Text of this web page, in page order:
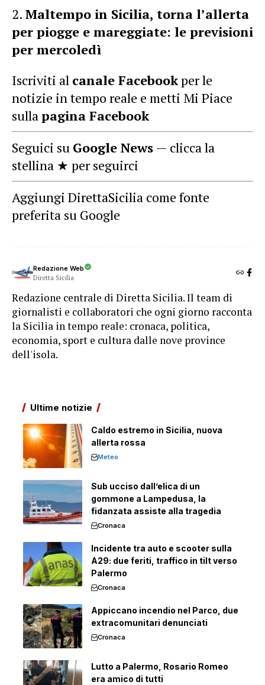
Maltempo in Sicilia, torna l’allerta
per piogge e mareggiate: le previsioni
per mercoledì
Iscriviti al canale Facebookper le
notizie in tempo reale e metti Mi Piace
sullapagina Facebook
Seguici su Google News — clicca la
stellina ★ per seguirci
Aggiungi DirettaSicilia come fonte
preferita su Google
Redazione Web
Diretta Sicilia
Redazione centrale di Diretta Sicilia. Il team di
giornalisti e collaboratori che ogni giorno racconta
la Sicilia in tempo reale: cronaca, politica,
economia, sport e cultura dalle nove province
dell'isola.
Ultime notizie
Caldo estremo in Sicilia, nuova
allerta rossa
Meteo
Sub ucciso dall’elica di un
gommone a Lampedusa, la
fidanzata assiste alla tragedia
Cronaca
Incidente tra auto e scooter sulla
A29: due feriti, traffico in tilt verso
Palermo
Cronaca
Appiccano incendio nel Parco, due
extracomunitari denunciati
Cronaca
Lutto a Palermo, Rosario Romeo
era amico di tutti